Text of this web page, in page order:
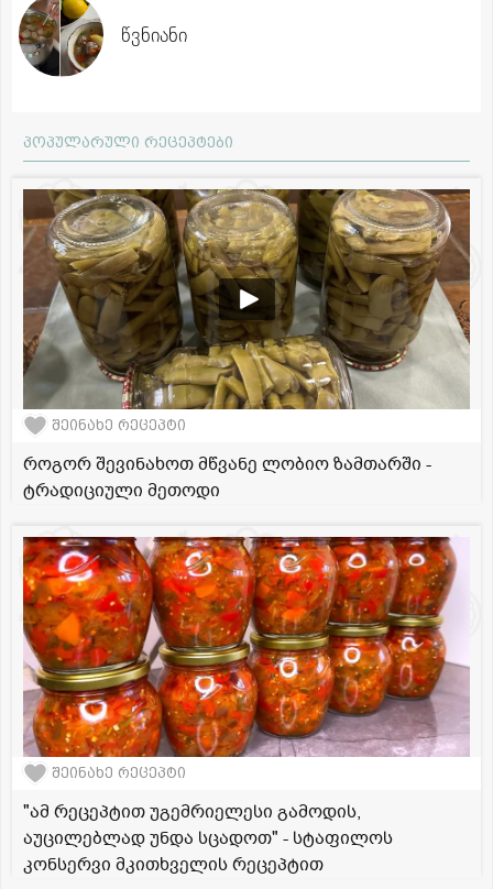
წვნიანი
პოპულარული რეცეპტები
შეინახე რეცეპტი
როგორ შევინახოთ მწვანე ლობიო ზამთარში -
ტრადიციული მეთოდი
შეინახე რეცეპტი
"ამ რეცეპტით უგემრიელესი გამოდის,
აუცილებლად უნდა სცადოთ" - სტაფილოს
კონსერვი მკითხველის რეცეპტით